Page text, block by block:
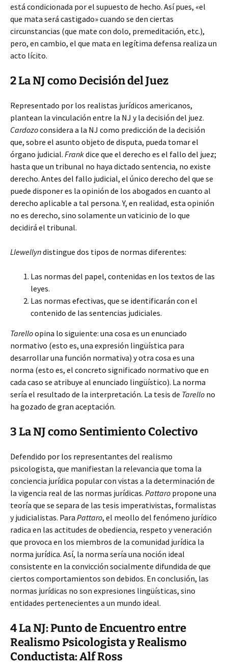
está condicionada por el supuesto de hecho. Así pues, «el
que mata será castigado» cuando se den ciertas
circunstancias (que mate con dolo, premeditación, etc.),
pero, en cambio, el que mata en legítima defensa realiza un
acto lícito.
2 La NJ como Decisión del Juez
Representado por los realistas jurídicos americanos,
plantean la vinculación entre la NJ y la decisión del juez.
Cardozoconsidera a la NJ como predicción de la decisión
que, sobre el asunto objeto de disputa, pueda tomar el
órgano judicial. Frankdice que el derecho es el fallo del juez;
hasta que un tribunal no haya dictado sentencia, no existe
derecho. Antes del fallo judicial, el único derecho del que se
puede disponer es la opinión de los abogados en cuanto al
derecho aplicable a tal persona. Y, en realidad, esta opinión
no es derecho, sino solamente un vaticinio de lo que
decidirá el tribunal.
Llewellyndistingue dos tipos de normas diferentes:
Las normas del papel, contenidas en los textos de las
leyes.
Las normas efectivas, que se identificarán con el
contenido de las sentencias judiciales.
Tarelloopina lo siguiente: una cosa es un enunciado
normativo (esto es, una expresión lingüística para
desarrollar una función normativa) y otra cosa es una
norma (esto es, el concreto significado normativo que en
cada caso se atribuye al enunciado lingüístico). La norma
sería el resultado de la interpretación. La tesis de Tarello no
ha gozado de gran aceptación.
3 La NJ como Sentimiento Colectivo
Defendido por los representantes del realismo
psicologista, que manifiestan la relevancia que toma la
conciencia jurídica popular con vistas a la determinación de
la vigencia real de las normas jurídicas. Pattaro propone una
teoría que se separa de las tesis imperativistas, formalistas
y judicialistas. Para Pattaro, el meollo del fenómeno jurídico
radica en las actitudes de obediencia, respeto y veneración
que provoca en los miembros de la comunidad jurídica la
norma jurídica. Así, la norma sería una noción ideal
consistente en la convicción socialmente difundida de que
ciertos comportamientos son debidos. En conclusión, las
normas jurídicas no son expresiones lingüísticas, sino
entidades pertenecientes a un mundo ideal.
4 La NJ: Punto de Encuentro entre
Realismo Psicologista y Realismo
Conductista: Alf Ross